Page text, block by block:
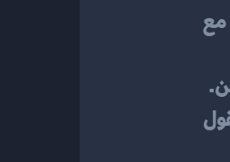
يسمح بالمسح دون ضغط زر، مع